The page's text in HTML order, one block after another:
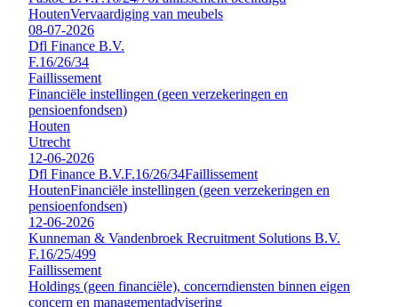
HoutenVervaardiging van meubels
08-07-2026
Dfl Finance B.V.
F.16/26/34
Faillissement
Financiële instellingen (geen verzekeringen en
pensioenfondsen)
Houten
Utrecht
12-06-2026
Dfl Finance B.V.F.16/26/34Faillissement
HoutenFinanciële instellingen (geen verzekeringen en
pensioenfondsen)
12-06-2026
Kunneman & Vandenbroek Recruitment Solutions B.V.
F.16/25/499
Faillissement
Holdings (geen financiële), concerndiensten binnen eigen
concern en managementadvisering